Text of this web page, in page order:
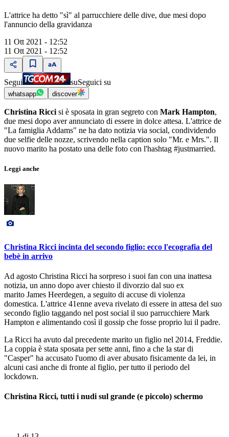
L'attrice ha detto "sì" al parrucchiere delle dive, due mesi dopo
l'annuncio della gravidanza
11 Ott 2021 - 12:52
11 Ott 2021 - 12:52
Segui suSeguici su
whatsapp discover
Christina Ricci si è sposata in gran segreto con Mark Hampton,
due mesi dopo aver annunciato di essere in dolce attesa. L'attrice de
"La famiglia Addams" ne ha dato notizia via social, condividendo
due selfie delle nozze, scrivendo nella caption solo "Mr. e Mrs.". Il
nuovo marito ha postato una delle foto con l'hashtag #justmarried.
Leggi anche
Christina Ricci incinta del secondo figlio: ecco l'ecografia del
bebè in arrivo
Ad agosto Christina Ricci ha sorpreso i suoi fan con una inattesa
notizia, un anno dopo aver chiesto il divorzio dal suo ex
marito James Heerdegen, a seguito di accuse di violenza
domestica. L'attrice 41enne aveva rivelato di essere in attesa del suo
secondo figlio taggando nel post social il suo parrucchiere Mark
Hampton e alimentando così il gossip che fosse proprio lui il padre.
La Ricci ha avuto dal precedente marito un figlio nel 2014, Freddie.
La coppia è stata sposata per sette anni, fino a che la star di
"Casper" ha accusato l'uomo di aver abusato fisicamente da lei, in
alcuni casi anche di fronte al figlio, per tutto il periodo del
lockdown.
Christina Ricci, tutti i nudi sul grande (e piccolo) schermo